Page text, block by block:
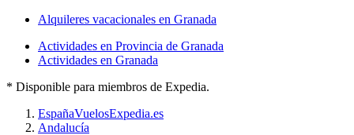
Alquileres vacacionales en Granada
Actividades en Provincia de Granada
Actividades en Granada
* Disponible para miembros de Expedia.
EspañaVuelosExpedia.es
Andalucía